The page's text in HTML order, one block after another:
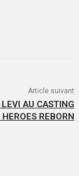
Article suivant
AU CASTING
HEROES REBORN